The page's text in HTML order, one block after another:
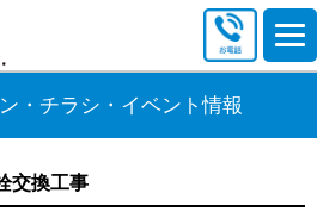
・チラシ・イベント情報
交換工事